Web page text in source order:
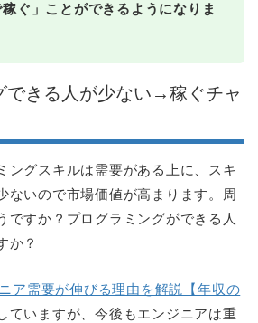
稼ぐ」ことができるようになりま
できる人が少ない→稼ぐチャ
ングスキルは需要がある上に、スキ
ないので市場価値が高まります。周
ですか？プログラミングができる人
か？
ア需要が伸びる理由を解説【年収の
ていますが、今後もエンジニアは重